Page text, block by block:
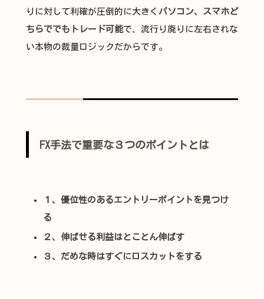
りに対して利確が圧倒的に大きく パソコン、スマホど
ちらででもトレード可能で、流行り廃りに左右されな
い本物の裁量ロジックだからです。
FX手法で重要な３つのポイントとは
１、優位性のあるエントリーポイントを見つけ
る
２、伸ばせる利益はとことん伸ばす
３、だめな時はすぐにロスカットをする